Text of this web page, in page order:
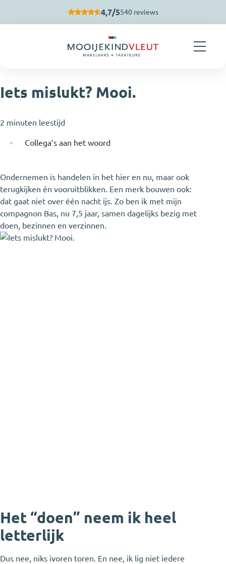
4,7/5540 reviews
Iets mislukt? Mooi.
2 minuten leestijd
Collega’s aan het woord
Ondernemen is handelen in het hier en nu, maar ook
terugkijken én vooruitblikken. Een merk bouwen ook:
dat gaat niet over één nacht ijs. Zo ben ik met mijn
compagnon Bas, nu 7,5 jaar, samen dagelijks bezig met
doen, bezinnen en verzinnen.
Het “doen” neem ik heel
letterlijk
Dus nee, niks ivoren toren. En nee, ik lig niet iedere